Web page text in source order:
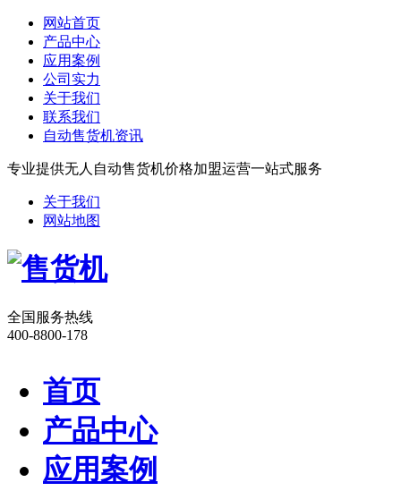
网站首页
产品中心
应用案例
公司实力
关于我们
联系我们
自动售货机资讯
专业提供无人自动售货机价格加盟运营一站式服务
关于我们
网站地图
全国服务热线
400-8800-178
首页
产品中心
应用案例